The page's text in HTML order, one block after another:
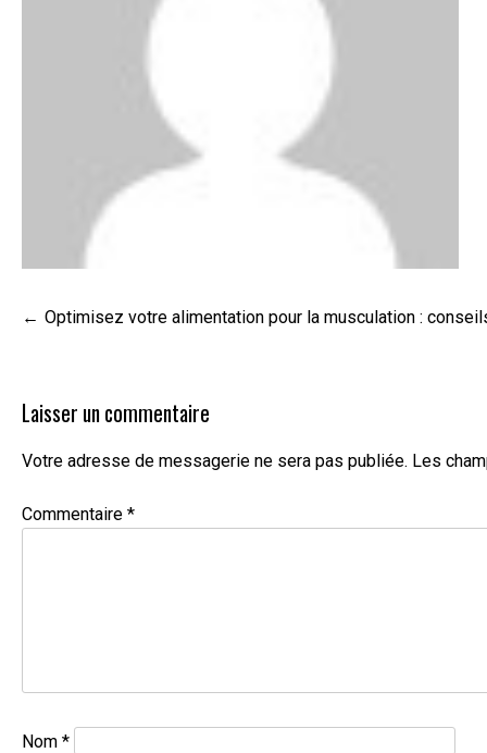
Navigation
Optimisez votre alimentation pour la musculation :
Laisser un commentaire
Votre adresse de messagerie ne sera pas publiée. Les
Commentaire *
Nom *